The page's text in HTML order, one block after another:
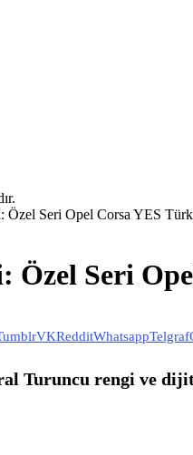
Özel Seri Opel Corsa YES
Özel Seri
VKRedditWhatsappTelgraf
Turuncu rengi ve